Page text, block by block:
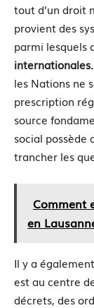
tout d’un droit
provient des
parmi lesquels
internationales.
les Nations ne
prescription
source
social possède
trancher les
Comment
en
Il y a
est au centre
décrets, des